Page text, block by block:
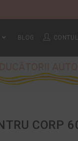
BLOG
CORP